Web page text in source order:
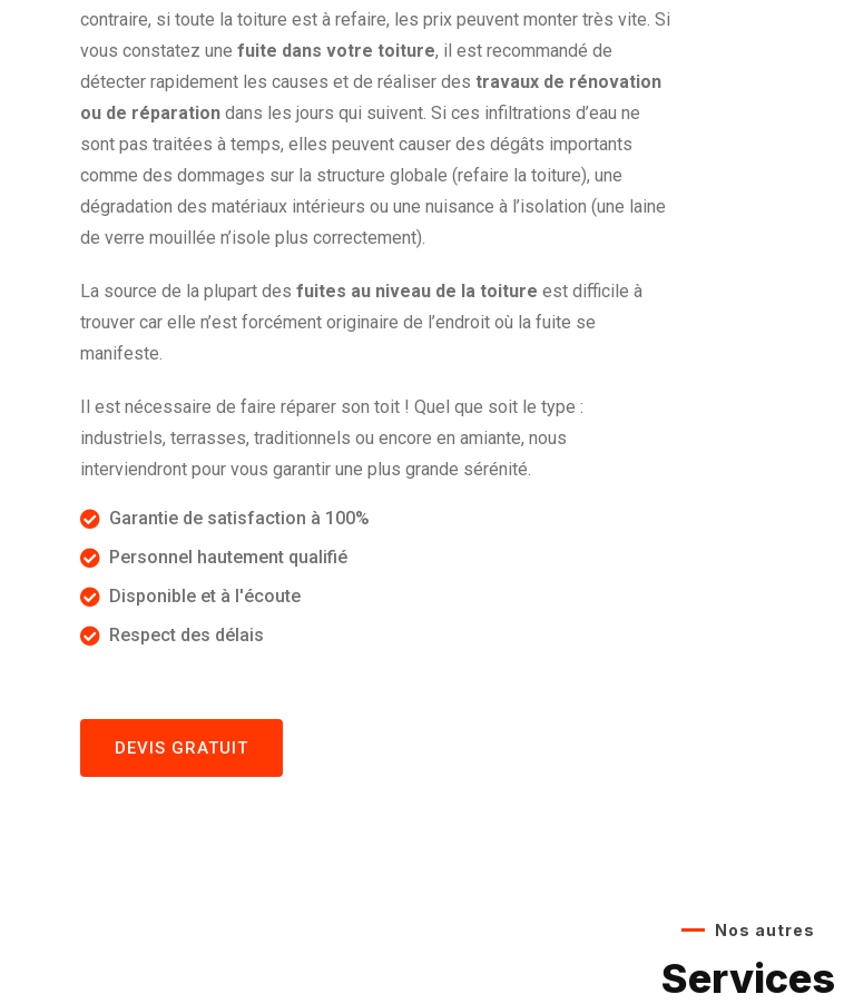
contraire, si toute la toiture est à refaire, les prix peuvent monter très vite. Si
vous constatez une fuite dans votre toiture, il est recommandé de
détecter rapidement les causes et de réaliser des travaux de rénovation
ou de réparation dans les jours qui suivent. Si ces infiltrations d’eau ne
sont pas traitées à temps, elles peuvent causer des dégâts importants
comme des dommages sur la structure globale (refaire la toiture), une
dégradation des matériaux intérieurs ou une nuisance à l’isolation (une laine
de verre mouillée n’isole plus correctement).
La source de la plupart des fuites au niveau de la toiture est difficile à
trouver car elle n’est forcément originaire de l’endroit où la fuite se
manifeste.
Il est nécessaire de faire réparer son toit ! Quel que soit le type :
industriels, terrasses, traditionnels ou encore en amiante, nous
interviendront pour vous garantir une plus grande sérénité.
Garantie de satisfaction à 100%
Personnel hautement qualifié
Disponible et à l'écoute
Respect des délais
DEVIS GRATUIT
Nos autres
Services